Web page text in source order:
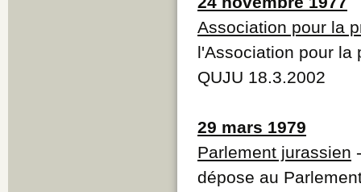
Association pour la
l'Association pour la
QUJU 18.3.2002
29 mars 1979
Parlement jurassien
dépose au